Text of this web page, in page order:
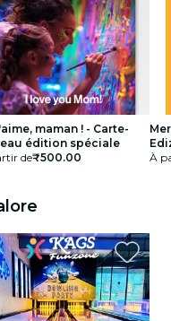
maman ! - Carte-
édition spéciale
de₹500.00
À